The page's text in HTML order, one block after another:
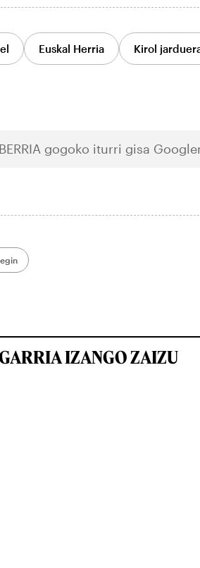
Euskal Herria Kirol
BERRIA gogoko iturri gisa
IZANGO ZAIZU